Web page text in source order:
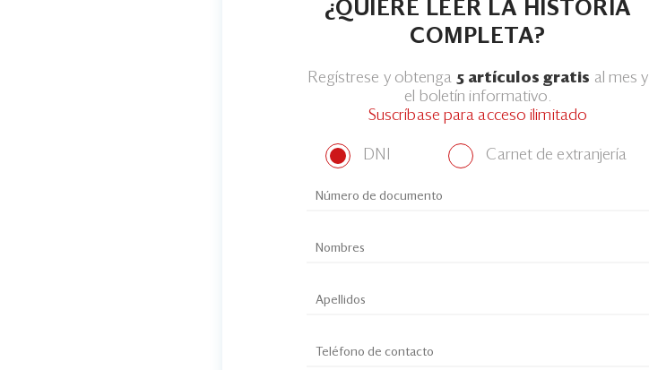
¿QUIERE LEER LA HISTORIA
COMPLETA?
Regístrese y obtenga 5 artículos gratis al mes y
el boletín informativo.
Suscríbase para acceso ilimitado
DNI Carnet de extranjería